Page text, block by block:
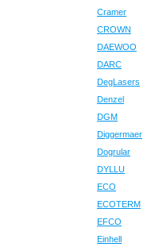
Cramer
CROWN
DAEWOO
DARC
DegLasers
Denzel
DGM
Diggermaer
Dogrular
DYLLU
ECO
ECOTERM
EFCO
Einhell